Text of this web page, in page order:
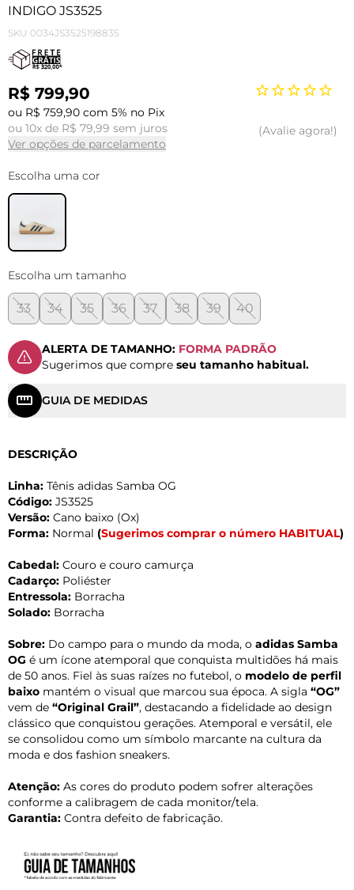
INDIGO JS3525
SKU 0034JS3525198835
R$ 799,90
ou R$ 759,90 com 5% no Pix
ou 10x de R$ 79,99 sem juros
Ver opções de parcelamento
Avalie agora!
Escolha uma cor
Escolha um tamanho
33 34 35 36 37 38 39 40
ALERTA DE TAMANHO: FORMA PADRÃO
Sugerimos que compre seu tamanho habitual.
GUIA DE MEDIDAS
DESCRIÇÃO
Linha: Tênis adidas Samba OG
Código: JS3525
Versão: Cano baixo (Ox)
Forma: Normal (Sugerimos comprar o número HABITUAL)
Cabedal: Couro e couro camurça
Cadarço: Poliéster
Entressola: Borracha
Solado: Borracha
Sobre: Do campo para o mundo da moda, o adidas Samba
OG é um ícone atemporal que conquista multidões há mais
de 50 anos. Fiel às suas raízes no futebol, o modelo de perfil
baixo mantém o visual que marcou sua época. A sigla “OG”
vem de “Original Grail”, destacando a fidelidade ao design
clássico que conquistou gerações. Atemporal e versátil, ele
se consolidou como um símbolo marcante na cultura da
moda e dos fashion sneakers.
Atenção: As cores do produto podem sofrer alterações
conforme a calibragem de cada monitor/tela.
Garantia: Contra defeito de fabricação.